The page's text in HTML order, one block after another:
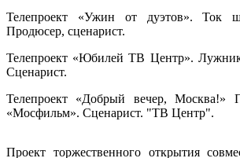
Телепроект «Ужин от дуэтов». Ток
Продюсер, сценарист.
Телепроект «Юбилей ТВ Центр».
Сценарист.
Телепроект «Добрый вечер, Москва!»
«Мосфильм». Сценарист. "ТВ Центр".
Проект торжественного открытия